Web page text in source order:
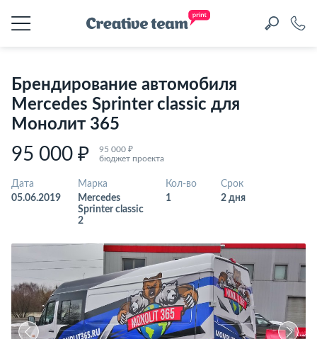
Брендирование автомобиля
Mercedes Sprinter classic для
Монолит 365
95 000 ₽
95 000 ₽
бюджет проекта
Дата
05.06.2019
Марка
Mercedes
Sprinter classic
2
Кол-во
1
Срок
2 дня